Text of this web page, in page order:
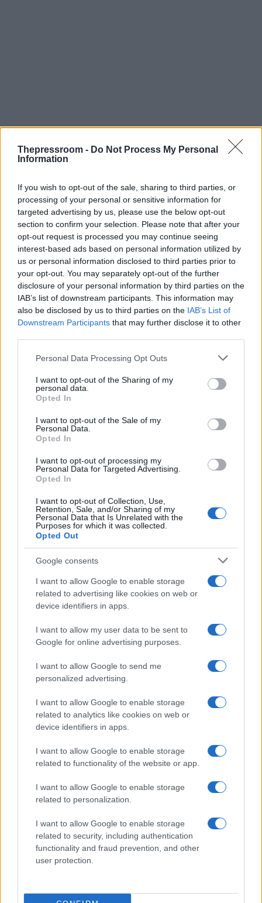
Thepressroom - Do Not Process My Personal
Information
If you wish to opt-out of the sale, sharing to third parties, or
processing of your personal or sensitive information for
targeted advertising by us, please use the below opt-out
section to confirm your selection. Please note that after your
opt-out request is processed you may continue seeing
interest-based ads based on personal information utilized by
us or personal information disclosed to third parties prior to
your opt-out. You may separately opt-out of the further
disclosure of your personal information by third parties on the
IAB’s list of downstream participants. This information may
also be disclosed by us to third parties on the IAB’s List of
Downstream Participants that may further disclose it to other
Please note that this website/app uses one or more Google
not limited to your visit or usage behaviour. You may click to
grant or deny consent to Google and its third-party tags to
use your data for below specified purposes in below Google
consent section.
Personal Data Processing Opt Outs
I want to opt-out of the Sharing of my
personal data.
Opted In
I want to opt-out of the Sale of my
Personal Data.
Opted In
I want to opt-out of processing my
Personal Data for Targeted Advertising.
Opted In
I want to opt-out of Collection, Use,
Retention, Sale, and/or Sharing of my
Personal Data that Is Unrelated with the
Purposes for which it was collected.
Opted Out
Google consents
I want to allow Google to enable storage
related to advertising like cookies on web or
device identifiers in apps.
I want to allow my user data to be sent to
Google for online advertising purposes.
I want to allow Google to send me
personalized advertising.
I want to allow Google to enable storage
related to analytics like cookies on web or
device identifiers in apps.
I want to allow Google to enable storage
related to functionality of the website or app.
I want to allow Google to enable storage
related to personalization.
I want to allow Google to enable storage
related to security, including authentication
functionality and fraud prevention, and other
user protection.
ΑΚΟΛΟΥΘΗΣΤΕ ΜΑΣ ΣΤΟ GOOGLE
NEWS ΚΑΝΟΝΤΑΣ ΚΛΙΚ ΕΔΩ
TAGS
SURVIVOR SURVIVOR 2022
SURVIVOR 5
SURVIVOR ΣΤΑΘΗΣ ΣΧΙΖΑΣ
ΣΤΑΘΗΣ ΣΧΙΖΑΣ ΓΙΑ ΜΑΙΗ ΕΜΜΑΝΟΥΗΛΙΔΟΥ
Ροή Ειδήσεων
SPORTS
05/08/26 - 23:25
μάθημα στη Βουλγαρία
ΖΩΔΙΑ
Ζώδια: Οι αστρολογικές προβλέψεις για την Πέμπτη 6/8
από την Αλεξάνδρα Καρτά
05/08/26 - 23:16
Financial Times: Επιστροφές 100 δισ. δολαρίων σε
επιχειρήσεις μετά την ακύρωση δασμών Τραμπ
05/08/26 - 23:03
του Ορμούζ — Ποια είναι τα βασικα σημεία
ΔΙΕΘΝΗ
ΗΠΑ: Τρεις νεκροί και ένας τραυματίας από
πυροβολισμούς στη Βόρεια Καρολίνα
ΕΛΛΑΔΑ
05/08/26 - 22:44